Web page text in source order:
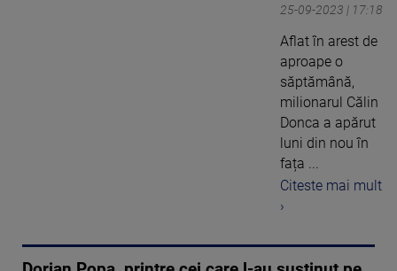
25-09-2023 | 17:18
Aflat în arest de
aproape o
săptămână,
milionarul Călin
Donca a apărut
luni din nou în
fața ...
Citeste mai mult
›